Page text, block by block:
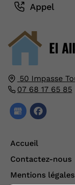
El
50 Impasse
07 68 17 65 85
Accueil
Contactez-nous
Mentions légales
Appel